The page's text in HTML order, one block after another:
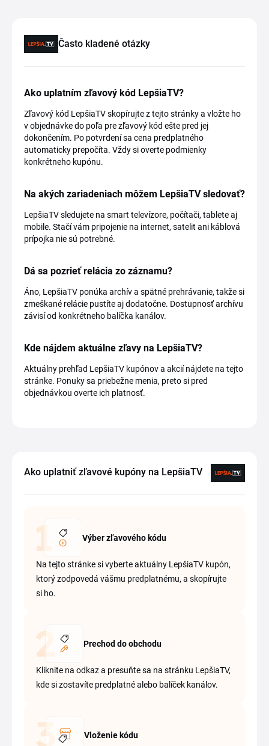
Často kladené otázky
Ako uplatním zľavový kód LepšiaTV?
Zľavový kód LepšiaTV skopírujte z tejto stránky a vložte ho
v objednávke do poľa pre zľavový kód ešte pred jej
dokončením. Po potvrdení sa cena predplatného
automaticky prepočíta. Vždy si overte podmienky
konkrétneho kupónu.
Na akých zariadeniach môžem LepšiaTV sledovať?
LepšiaTV sledujete na smart televízore, počítači, tablete aj
mobile. Stačí vám pripojenie na internet, satelit ani káblová
prípojka nie sú potrebné.
Dá sa pozrieť relácia zo záznamu?
Áno, LepšiaTV ponúka archív a spätné prehrávanie, takže si
zmeškané relácie pustíte aj dodatočne. Dostupnosť archívu
závisí od konkrétneho balíčka kanálov.
Kde nájdem aktuálne zľavy na LepšiaTV?
Aktuálny prehľad LepšiaTV kupónov a akcií nájdete na tejto
stránke. Ponuky sa priebežne menia, preto si pred
objednávkou overte ich platnosť.
Ako uplatniť zľavové kupóny na LepšiaTV
Výber zľavového kódu
Na tejto stránke si vyberte aktuálny LepšiaTV kupón,
ktorý zodpovedá vášmu predplatnému, a skopírujte
si ho.
Prechod do obchodu
Kliknite na odkaz a presuňte sa na stránku LepšiaTV,
kde si zostavíte predplatné alebo balíček kanálov.
Vloženie kódu